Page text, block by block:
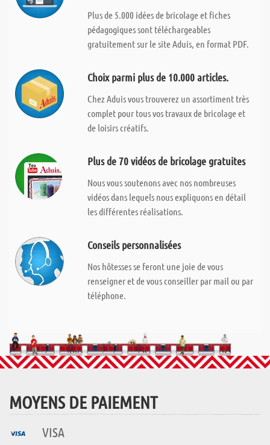
Plus de 5.000 idées de bricolage et fiches
pédagogiques sont téléchargeables
gratuitement sur le site Aduis, en format PDF.
Choix parmi plus de 10.000 articles.
Chez Aduis vous trouverez un assortiment très
complet pour tous vos travaux de bricolage et
de loisirs créatifs.
Plus de 70 vidéos de bricolage gratuites
Nous vous soutenons avec nos nombreuses
vidéos dans lequels nous expliquons en détail
les différentes réalisations.
Conseils personnalisées
Nos hôtesses se feront une joie de vous
renseigner et de vous conseiller par mail ou par
téléphone.
MOYENS DE PAIEMENT
VISA